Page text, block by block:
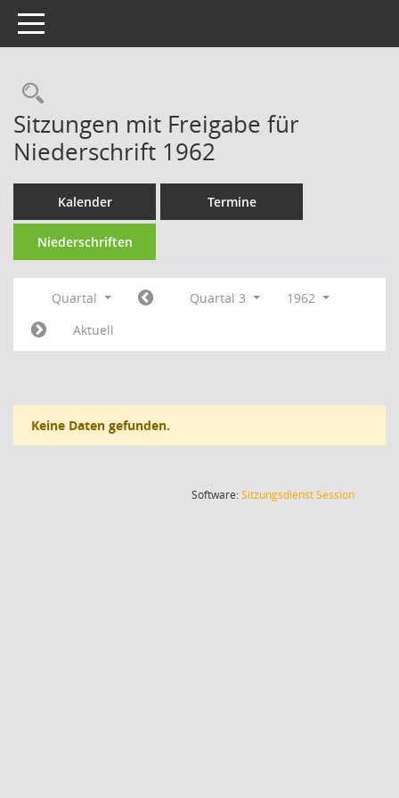
Toggle navigation
Rechercheauswahl
Sitzungen mit Freigabe für
Niederschrift 1962
Kalender Termine
Niederschriften
Quartal Quartal 3
1962
Aktuell
Keine Daten gefunden.
Software:SitzungsdienstSession(Wird in